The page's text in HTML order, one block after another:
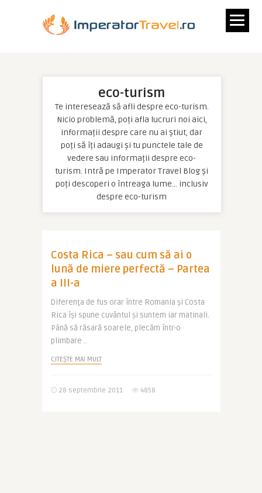
eco-turism
Te interesează să afli despre eco-turism.
Nicio problemă, poți afla lucruri noi aici,
informații despre care nu ai știut, dar
poți să îți adaugi și tu punctele tale de
vedere sau informații despre eco-
turism. Intră pe Imperator Travel Blog și
poți descoperi o întreaga lume… inclusiv
despre eco-turism
Costa Rica – sau cum să ai o
lună de miere perfectă – Partea
a III-a
Diferenţa de fus orar între Romania şi Costa
Rica îşi spune cuvântul şi suntem iar matinali.
Până să răsară soarele, plecăm într-o
plimbare ..
CITEȘTE MAI MULT
28 septembrie 2011 4858